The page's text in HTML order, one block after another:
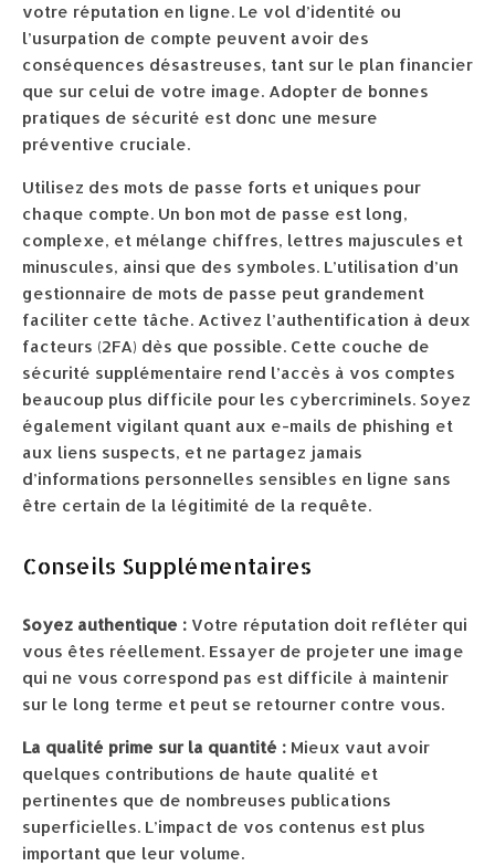
votre réputation en ligne. Le vol d’identité ou
l’usurpation de compte peuvent avoir des
conséquences désastreuses, tant sur le plan financier
que sur celui de votre image. Adopter de bonnes
pratiques de sécurité est donc une mesure
préventive cruciale.
Utilisez des mots de passe forts et uniques pour
chaque compte. Un bon mot de passe est long,
complexe, et mélange chiffres, lettres majuscules et
minuscules, ainsi que des symboles. L’utilisation d’un
gestionnaire de mots de passe peut grandement
faciliter cette tâche. Activez l’authentification à deux
facteurs (2FA) dès que possible. Cette couche de
sécurité supplémentaire rend l’accès à vos comptes
beaucoup plus difficile pour les cybercriminels. Soyez
également vigilant quant aux e-mails de phishing et
aux liens suspects, et ne partagez jamais
d’informations personnelles sensibles en ligne sans
être certain de la légitimité de la requête.
Conseils Supplémentaires
Soyez authentique : Votre réputation doit refléter qui
vous êtes réellement. Essayer de projeter une image
qui ne vous correspond pas est difficile à maintenir
sur le long terme et peut se retourner contre vous.
La qualité prime sur la quantité : Mieux vaut avoir
quelques contributions de haute qualité et
pertinentes que de nombreuses publications
superficielles. L’impact de vos contenus est plus
important que leur volume.